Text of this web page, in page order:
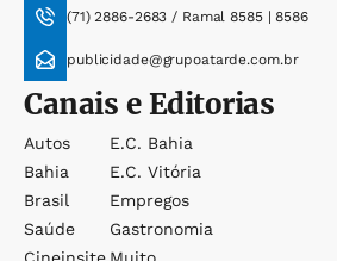
(71) 2886-2683 / Ramal 8585 | 8586
publicidade@grupoatarde.com.br
Canais e Editorias
Autos
Bahia
Brasil
Saúde
E.c. Bahia
E.c. Vitória
Empregos
Gastronomia